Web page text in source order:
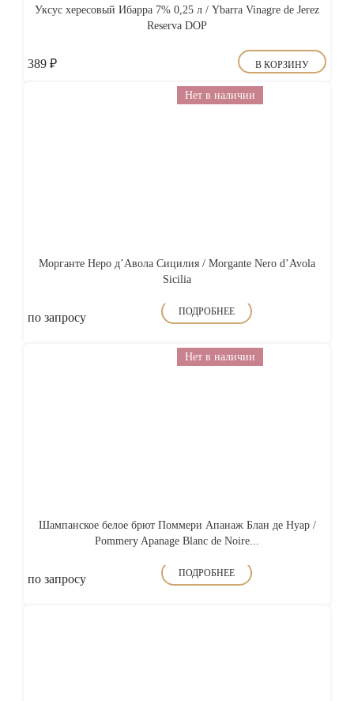
Уксус хересовый Ибарра 7% 0,25 л / Ybarra Vinagre de Jerez
Reserva DOP
389 ₽ В КОРЗИНУ
Нет в наличии
Морганте Неро д’Авола Сицилия / Morgante Nero d’Avola
Sicilia
по запросу ПОДРОБНЕЕ
Нет в наличии
Шампанское белое брют Поммери Апанаж Блан де Нуар /
Pommery Apanage Blanc de Noire...
по запросу ПОДРОБНЕЕ